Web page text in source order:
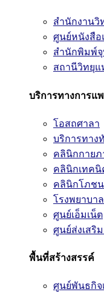
สำนักงานวิ
ศูนย์หนังสือ
สำนักพิมพ์
สถานีวิทยุแ
บริการทางการแ
โอสถศาลา
บริการทาง
คลินิกกาย
คลินิกเทค
คลินิกโภชน
โรงพยาบา
ศูนย์เอ็มเน็ต
ศูนย์ส่งเสริ
พื้นที่สร้างสรรค์
ศูนย์พันธกิจ